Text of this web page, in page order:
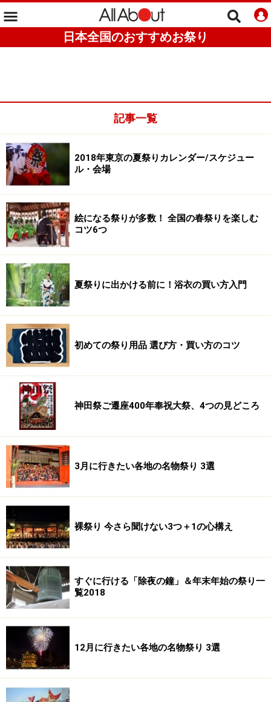
日本全国のおすすめお祭り
記事一覧
2018年東京の夏祭りカレンダー/スケジュー
ル・会場
絵になる祭りが多数！ 全国の春祭りを楽しむ
コツ6つ
夏祭りに出かける前に！浴衣の買い方入門
初めての祭り用品 選び方・買い方のコツ
神田祭ご遷座400年奉祝大祭、4つの見どころ
3月に行きたい各地の名物祭り 3選
裸祭り 今さら聞けない3つ＋1の心構え
すぐに行ける「除夜の鐘」＆年末年始の祭り一
覧2018
12月に行きたい各地の名物祭り 3選